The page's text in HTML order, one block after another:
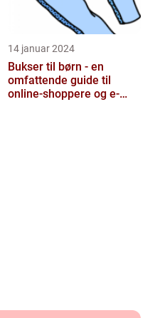
14 januar 2024
Bukser til børn - en
omfattende guide til
online-shoppere og e-